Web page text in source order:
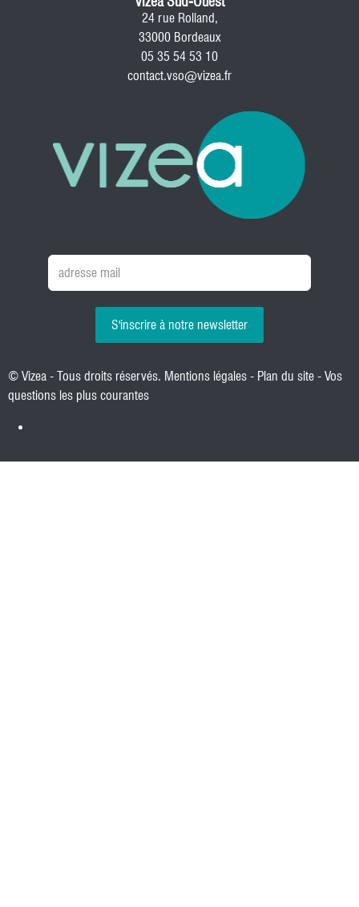
24 rue Rolland,
33000 Bordeaux
05 35 54 53 10
contact.vso@vizea.fr
S'inscrire à notre newsletter
© Vizea - Tous droits réservés. Mentions légales - Plan du site - Vos
questions les plus courantes